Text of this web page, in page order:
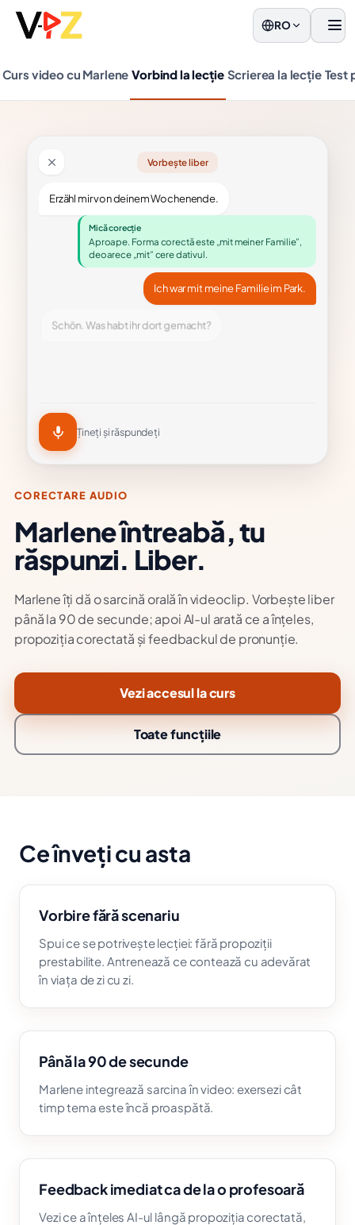
RO
Curs video cu Marlene Vorbind la lecție Scrierea la lecție Test
CORECTARE AUDIO
Marlene întreabă, tu
răspunzi. Liber.
Marlene îți dă o sarcină orală în videoclip. Vorbește liber
până la 90 de secunde; apoi AI-ul arată ce a înțeles,
propoziția corectată și feedbackul de pronunție.
Vezi accesul la curs
Toate funcțiile
Vorbește liber
Erzähl mir von deinem Wochenende.
Mică corecție
Aproape. Forma corectă este „mit meiner Familie”,
deoarece „mit” cere dativul.
Ich war mit meine Familie im Park.
Schön. Was habt ihr dort gemacht?
Țineți și răspundeți
Ce înveți cu asta
Vorbire fără scenariu
Spui ce se potrivește lecției: fără propoziții
prestabilite. Antrenează ce contează cu adevărat
în viața de zi cu zi.
Până la 90 de secunde
Marlene integrează sarcina în video: exersezi cât
timp tema este încă proaspătă.
Feedback imediat ca de la o profesoară
Vezi ce a înțeles AI-ul lângă propoziția corectată,